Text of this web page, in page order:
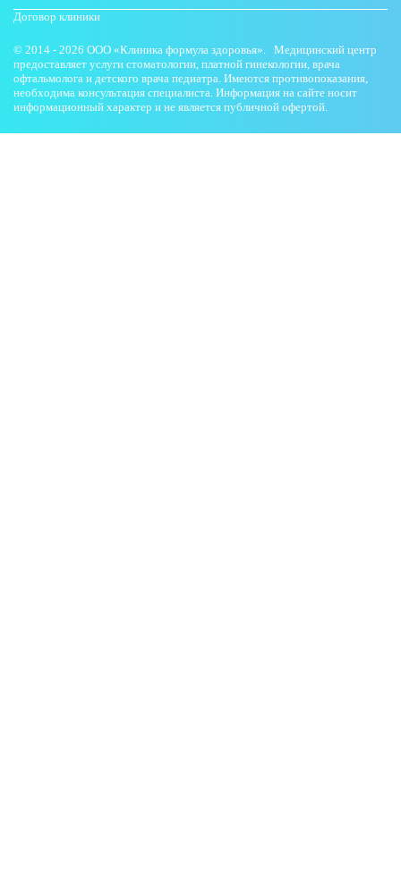
Договор клиники
© 2014 - 2026 ООО «Клиника формула здоровья». Медицинский центр
предоставляет услуги стоматологии, платной гинекологии, врача
офтальмолога и детского врача педиатра. Имеются противопоказания,
необходима консультация специалиста. Информация на сайте носит
информационный характер и не является публичной офертой.